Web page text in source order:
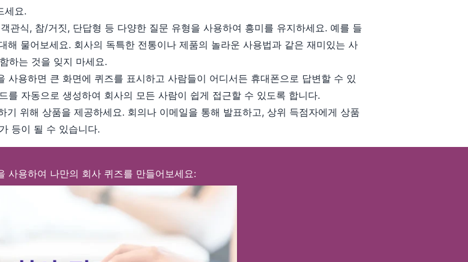
세요.
관식, 참/거짓, 단답형 등 다양한 질문 유형을 사용하여 흥미를 유지하세요. 예를 들
물어보세요. 회사의 독특한 전통이나 제품의 놀라운 사용법과 같은 재미있는 사
하는 것을 잊지 마세요.
사용하면 큰 화면에 퀴즈를 표시하고 사람들이 어디서든 휴대폰으로 답변할 수 있
를 자동으로 생성하여 회사의 모든 사람이 쉽게 접근할 수 있도록 합니다.
위해 상품을 제공하세요. 회의나 이메일을 통해 발표하고, 상위 득점자에게 상품
등이 될 수 있습니다.
사용하여 나만의 회사 퀴즈를 만들어보세요: